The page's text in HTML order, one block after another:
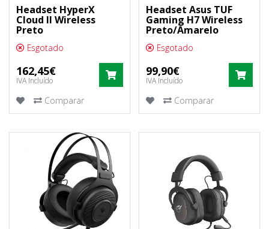
Headset HyperX
Cloud II Wireless
Preto
Esgotado
162,45€
IVA Incluído COMPRAR
Comparar
Headset Asus TUF
Gaming H7 Wireless
Preto/Amarelo
Esgotado
99,90€
IVA Incluído
Comparar